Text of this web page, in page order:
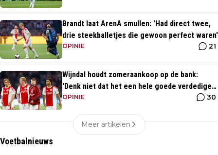
Brandt laat ArenA smullen: 'Had direct twee,
drie steekballetjes die gewoon perfect waren'
OPINIE 21
Wijndal houdt zomeraankoop op de bank:
'Denk niet dat het een hele goede verdediger
is'
OPINIE 30
Meer artikelen
Voetbalnieuws